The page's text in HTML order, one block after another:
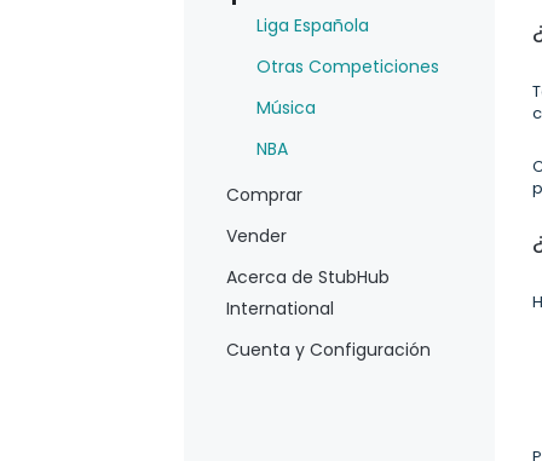
Liga Española
Otras Competiciones
Música
NBA
Comprar
Vender
Acerca de StubHub
International
Cuenta y Configuración